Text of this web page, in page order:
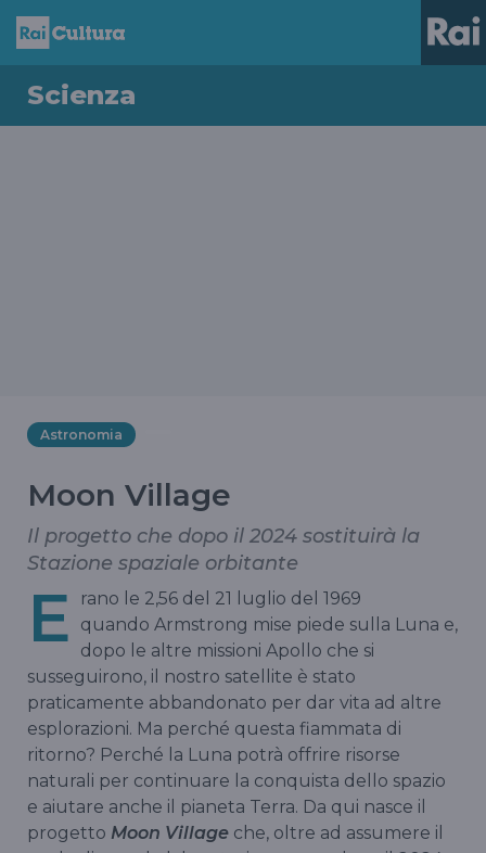
Scienza
Astronomia
Moon Village
Il progetto che dopo il 2024 sostituirà la
Stazione spaziale orbitante
E
rano le 2,56 del 21 luglio del 1969
quando Armstrong mise piede sulla Luna e,
dopo le altre missioni Apollo che si
susseguirono, il nostro satellite è stato
praticamente abbandonato per dar vita ad altre
esplorazioni. Ma perché questa fiammata di
ritorno? Perché la Luna potrà offrire risorse
naturali per continuare la conquista dello spazio
e aiutare anche il pianeta Terra. Da qui nasce il
progetto Moon Village che, oltre ad assumere il